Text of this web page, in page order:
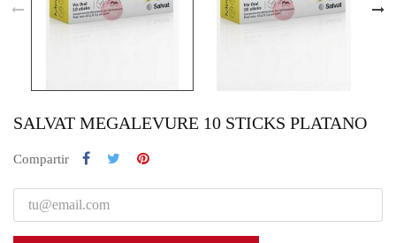
SALVAT MEGALEVURE 10 STICKS PLATANO
Compartir